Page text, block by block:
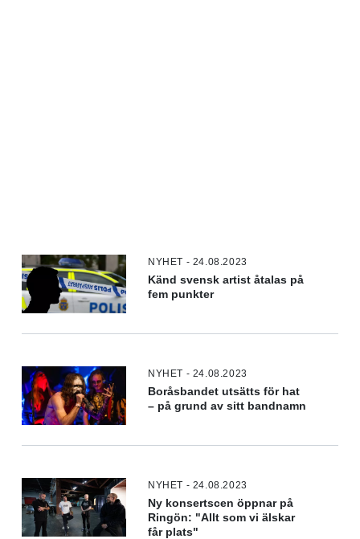
NYHET - 24.08.2023
Känd svensk artist åtalas på
fem punkter
NYHET - 24.08.2023
Boråsbandet utsätts för hat
– på grund av sitt bandnamn
NYHET - 24.08.2023
Ny konsertscen öppnar på
Ringön: "Allt som vi älskar
får plats"